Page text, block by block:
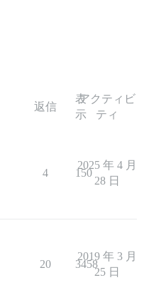
返信
表
示
アクティビ
ティ
4 150
2025 年 4 月
28 日
20 3458
2019 年 3 月
25 日